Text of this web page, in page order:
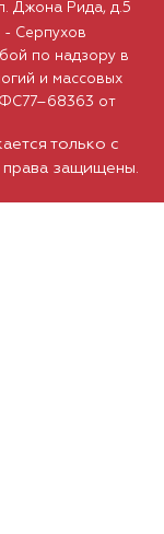
только с
права защищены.
Джона Рида, д.5
Серпухов
по надзору в
и массовых
от